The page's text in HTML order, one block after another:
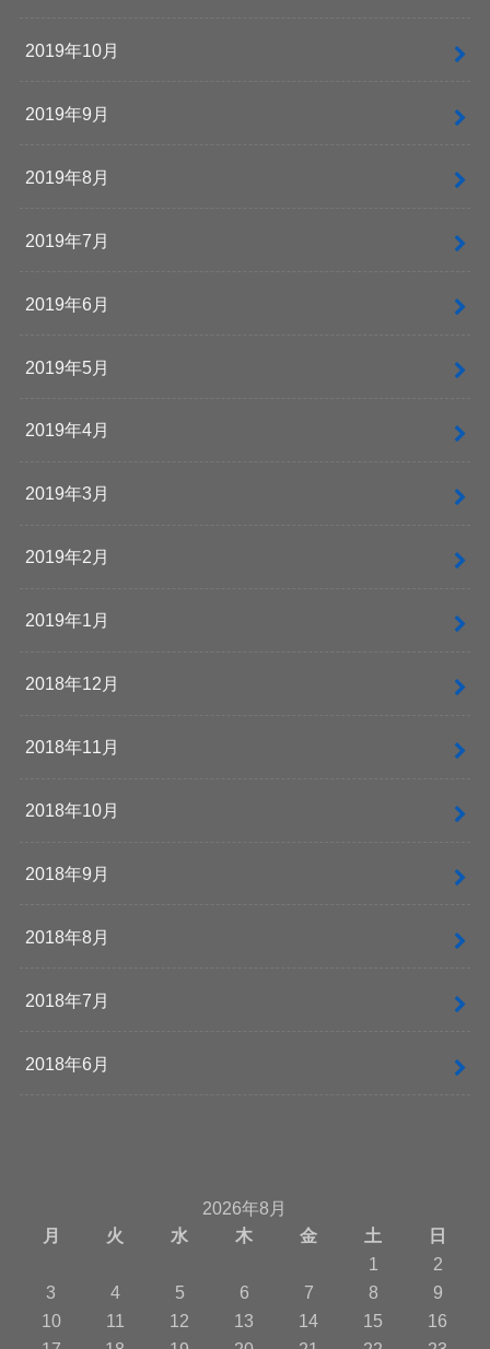
2019年10月
2019年9月
2019年8月
2019年7月
2019年6月
2019年5月
2019年4月
2019年3月
2019年2月
2019年1月
2018年12月
2018年11月
2018年10月
2018年9月
2018年8月
2018年7月
2018年6月
2026年8月
月
火 水 木 金 土
日
1
2
3
4 5 6 7 8
9
10
11 12 13 14 15
16